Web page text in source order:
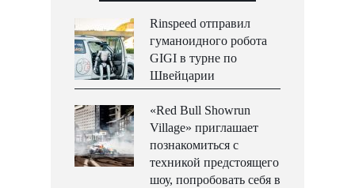
Rinspeed отправил
гуманоидного робота
GIGI в турне по
Швейцарии
«Red Bull Showrun
Village» приглашает
познакомиться с
техникой предстоящего
шоу, попробовать себя в